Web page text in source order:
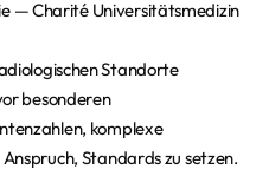
— Charité Universitätsmedizin
Standorte
besonderen
komplexe
Standards zu setzen.